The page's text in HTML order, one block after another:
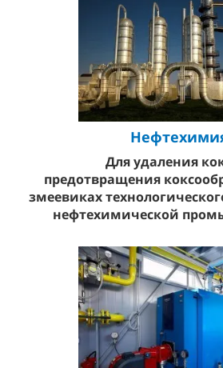
Для удаления
предотвращения
змеевиках
нефтехимической